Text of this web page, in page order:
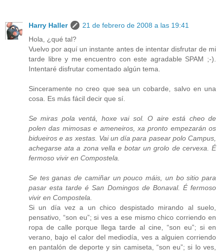
Harry Haller
21 de febrero de 2008 a las 19:41
Hola, ¿qué tal?
Vuelvo por aquí un instante antes de intentar disfrutar de mi
tarde libre y me encuentro con este agradable SPAM ;-).
Intentaré disfrutar comentado algún tema.
Sinceramente no creo que sea un cobarde, salvo en una
cosa. Es más fácil decir que sí.
Se miras pola ventá, hoxe vai sol. O aire está cheo de
polen das mimosas e ameneiros, xa pronto empezarán os
bidueiros e as xestas. Vai un día para pasear polo Campus,
achegarse ata a zona vella e botar un grolo de cervexa. É
fermoso vivir en Compostela.
Se tes ganas de camiñar un pouco máis, un bo sitio para
pasar esta tarde é San Domingos de Bonaval. É fermoso
vivir en Compostela.
Si un día vez a un chico despistado mirando al suelo,
pensativo, “son eu”; si ves a ese mismo chico corriendo en
ropa de calle porque llega tarde al cine, “son eu”; si en
verano, bajo el calor del mediodía, ves a alguien corriendo
en pantalón de deporte y sin camiseta, “son eu”; si lo ves,